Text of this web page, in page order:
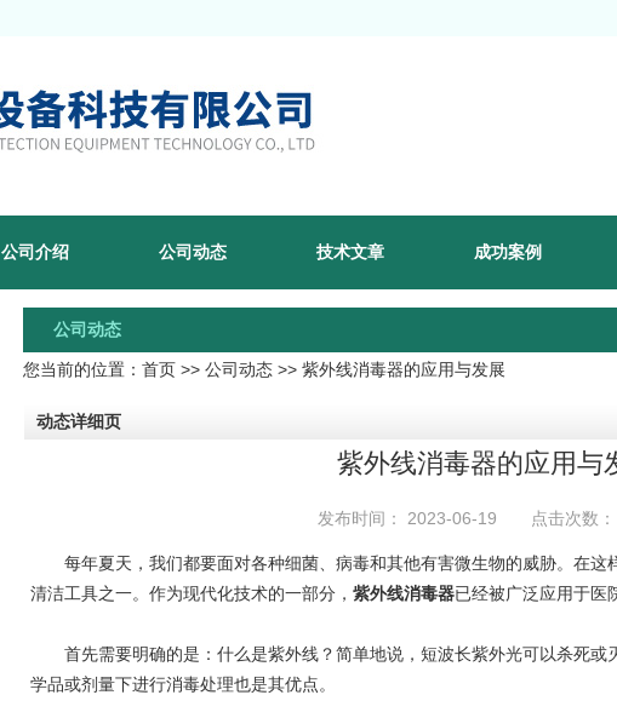
公司介绍 公司动态 技术文章 成功案例
公司动态
您当前的位置： 首页 >> 公司动态 >> 紫外线消毒器的应用与发展
动态详细页
紫外线消毒器的应用与
发布时间： 2023-06-19 点击次数：
每年夏天，我们都要面对各种细菌、病毒和其他有害微生物的威胁。在这
清洁工具之一。作为现代化技术的一部分， 紫外线消毒器已经被广泛应用于医
首先需要明确的是：什么是紫外线？简单地说，短波长紫外光可以杀死或
学品或剂量下进行消毒处理也是其优点。